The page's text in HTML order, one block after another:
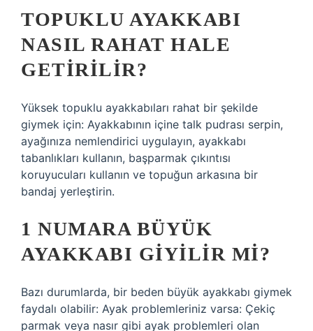
TOPUKLU AYAKKABI
NASIL RAHAT HALE
GETIRILIR?
Yüksek topuklu ayakkabıları rahat bir şekilde
giymek için: Ayakkabının içine talk pudrası serpin,
ayağınıza nemlendirici uygulayın, ayakkabı
tabanlıkları kullanın, başparmak çıkıntısı
koruyucuları kullanın ve topuğun arkasına bir
bandaj yerleştirin.
1 NUMARA BÜYÜK
AYAKKABI GIYILIR MI?
Bazı durumlarda, bir beden büyük ayakkabı giymek
faydalı olabilir: Ayak problemleriniz varsa: Çekiç
parmak veya nasır gibi ayak problemleri olan